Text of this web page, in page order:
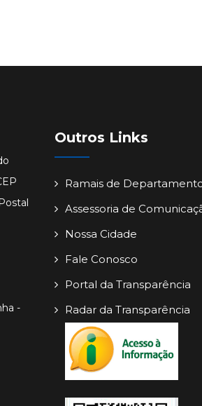
-
Outros Links
Ramais de
Assessoria de
Nossa Cidade
Fale Conosco
Portal da Transparência
Radar da Transparência